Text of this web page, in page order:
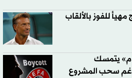
للفوز بالألقاب
يتمسك
سحب المشروع